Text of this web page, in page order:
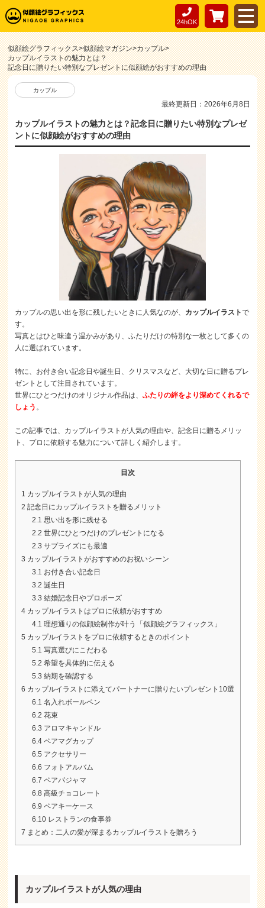
24hOK
似顔絵グラフィックス>似顔絵マガジン>カップル>
カップルイラストの魅力とは？
記念日に贈りたい特別なプレゼントに似顔絵がおすすめの理由
カップル
最終更新日：2026年6月8日
カップルイラストの魅力とは？記念日に贈りたい特別なプレゼ
ントに似顔絵がおすすめの理由
カップルの思い出を形に残したいときに人気なのが、 カップルイラストで
す。
写真とはひと味違う温かみがあり、ふたりだけの特別な一枚として多くの
人に選ばれています。
特に、お付き合い記念日や誕生日、クリスマスなど、大切な日に贈るプレ
ゼントとして注目されています。
世界にひとつだけのオリジナル作品は、ふたりの絆をより深めてくれるで
しょう 。
この記事では、カップルイラストが人気の理由や、記念日に贈るメリッ
ト、プロに依頼する魅力について詳しく紹介します。
目次
1 カップルイラストが人気の理由
2 記念日にカップルイラストを贈るメリット
2.1 思い出を形に残せる
2.2 世界にひとつだけのプレゼントになる
2.3 サプライズにも最適
3 カップルイラストがおすすめのお祝いシーン
3.1 お付き合い記念日
3.2 誕生日
3.3 結婚記念日やプロポーズ
4 カップルイラストはプロに依頼がおすすめ
4.1 理想通りの似顔絵制作が叶う「似顔絵グラフィックス」
5 カップルイラストをプロに依頼するときのポイント
5.1 写真選びにこだわる
5.2 希望を具体的に伝える
5.3 納期を確認する
6 カップルイラストに添えてパートナーに贈りたいプレゼント10選
6.1 名入れボールペン
6.2 花束
6.3 アロマキャンドル
6.4 ペアマグカップ
6.5 アクセサリー
6.6 フォトアルバム
6.7 ペアパジャマ
6.8 高級チョコレート
6.9 ペアキーケース
6.10 レストランの食事券
7 まとめ：二人の愛が深まるカップルイラストを贈ろう
カップルイラストが人気の理由